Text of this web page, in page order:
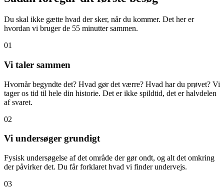
Du skal ikke gætte hvad der sker, når du kommer. Det her er
hvordan vi bruger de 55 minutter sammen.
01
Vi taler sammen
Hvornår begyndte det? Hvad gør det værre? Hvad har du prøvet? Vi
tager os tid til hele din historie. Det er ikke spildtid, det er halvdelen
af svaret.
02
Vi undersøger grundigt
Fysisk undersøgelse af det område der gør ondt, og alt det omkring
der påvirker det. Du får forklaret hvad vi finder undervejs.
03